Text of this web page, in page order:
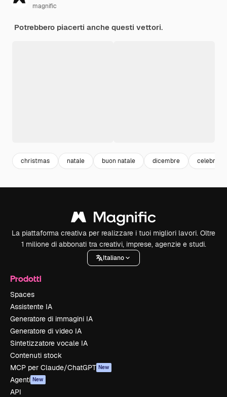
magnific
Potrebbero piacerti anche questi vettori.
christmas natale buon natale dicembre
La piattaforma creativa per realizzare i tuoi migliori lavori. Oltre
1 milione di abbonati tra creativi, imprese, agenzie e studi.
Italiano
Prodotti
Spaces
Assistente IA
Generatore di immagini IA
Generatore di video IA
Sintetizzatore vocale IA
Contenuti stock
MCP per Claude/ChatGPT New
Agenti New
API